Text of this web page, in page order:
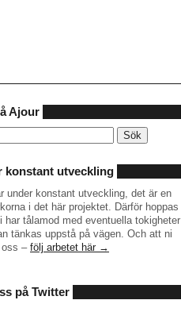
Ajour
konstant utveckling
under konstant utveckling, det är en
i det här projektet. Därför hoppas
har tålamod med eventuella tokigheter
tänkas uppstå på vägen. Och att ni
oss –följ arbetet här →
på Twitter